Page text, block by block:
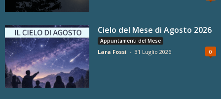
Cielo del Mese di Agosto 2026
Appuntamenti del Mese
Lara Fossi - 31 Luglio 2026 0